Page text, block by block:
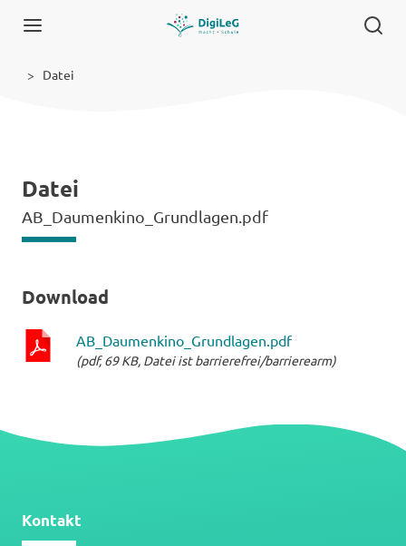
Datei
Datei
AB_Daumenkino_Grundlagen.pdf
Download
AB_Daumenkino_Grundlagen.pdf
(pdf, 69 KB, Datei ist barrierefrei/barrierearm)
Kontakt